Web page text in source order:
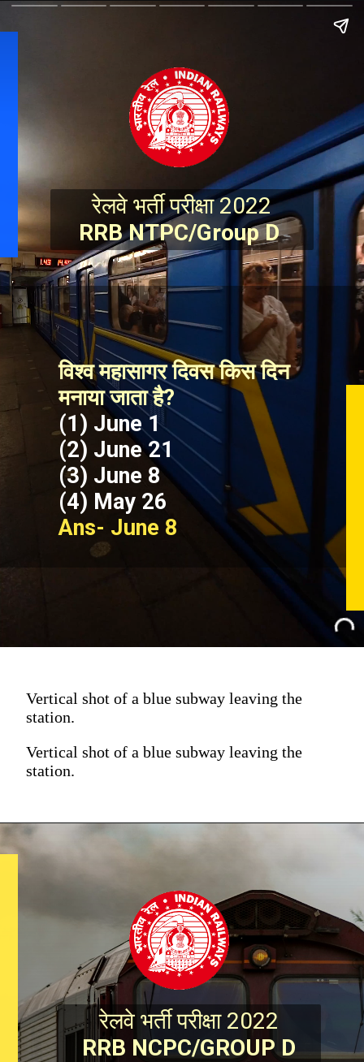
रेलवे भर्ती परीक्षा 2022
RRB NTPC/Group D
विश्व महासागर दिवस किस दिन
मनाया जाता है?
(1) June 1
(2) June 21
(3) June 8
(4) May 26
Ans- June 8
Vertical shot of a blue subway leaving the
station.
Vertical shot of a blue subway leaving the
station.
रेलवे भर्ती परीक्षा 2022
RRB NCPC/GROUP D